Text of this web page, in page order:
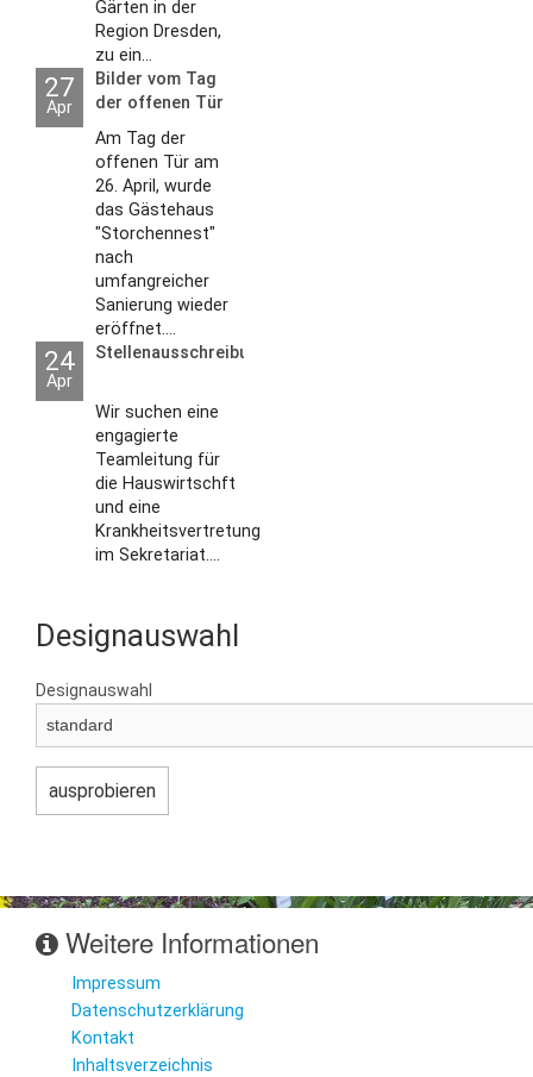
Gärten in der
Region Dresden,
zu ein...
27
Apr
Bilder vom Tag
der offenen Tür
2026
Am Tag der
offenen Tür am
26. April, wurde
das Gästehaus
"Storchennest"
nach
umfangreicher
Sanierung wieder
eröffnet....
24
Apr
Stellenausschreibungen
Wir suchen eine
engagierte
Teamleitung für
die Hauswirtschft
und eine
Krankheitsvertretung
im Sekretariat....
Designauswahl
Designauswahl
Weitere Informationen
Impressum
Datenschutzerklärung
Kontakt
Inhaltsverzeichnis